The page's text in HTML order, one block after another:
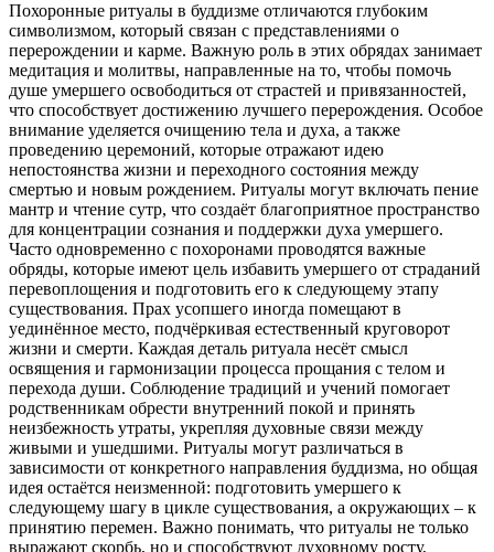
Похоронные ритуалы в буддизме отличаются глубоким
символизмом, который связан с представлениями о
перерождении и карме. Важную роль в этих обрядах занимает
медитация и молитвы, направленные на то, чтобы помочь
душе умершего освободиться от страстей и привязанностей,
что способствует достижению лучшего перерождения. Особое
внимание уделяется очищению тела и духа, а также
проведению церемоний, которые отражают идею
непостоянства жизни и переходного состояния между
смертью и новым рождением. Ритуалы могут включать пение
мантр и чтение сутр, что создаёт благоприятное пространство
для концентрации сознания и поддержки духа умершего.
Часто одновременно с похоронами проводятся важные
обряды, которые имеют цель избавить умершего от страданий
перевоплощения и подготовить его к следующему этапу
существования. Прах усопшего иногда помещают в
уединённое место, подчёркивая естественный круговорот
жизни и смерти. Каждая деталь ритуала несёт смысл
освящения и гармонизации процесса прощания с телом и
перехода души. Соблюдение традиций и учений помогает
родственникам обрести внутренний покой и принять
неизбежность утраты, укрепляя духовные связи между
живыми и ушедшими. Ритуалы могут различаться в
зависимости от конкретного направления буддизма, но общая
идея остаётся неизменной: подготовить умершего к
следующему шагу в цикле существования, а окружающих – к
принятию перемен. Важно понимать, что ритуалы не только
выражают скорбь, но и способствуют духовному росту,